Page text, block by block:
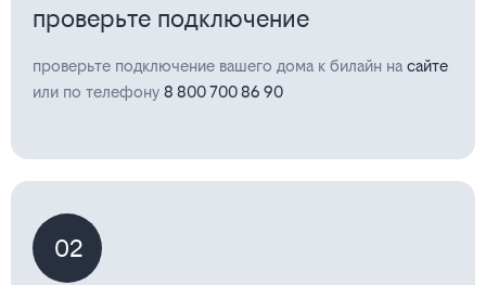
проверьте подключение
проверьте подключение вашего дома к билайн на сайте
или по телефону 8 800 700 86 90
02